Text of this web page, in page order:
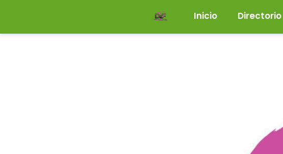
Inicio Directorio